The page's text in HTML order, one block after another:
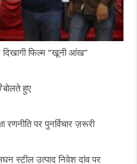
फिल्म “खूनी आंख”
बोलते हुए
पर पुनर्विचार ज़रूरी
स्टील उत्पाद निवेश दांव पर